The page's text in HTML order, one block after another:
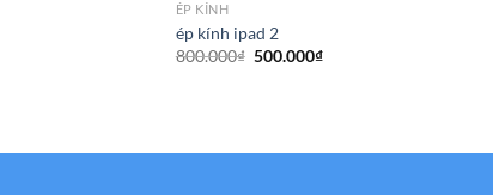
ÉP KÍNH
ép kính ipad 2
800.000₫ Giá
500.000₫Giá